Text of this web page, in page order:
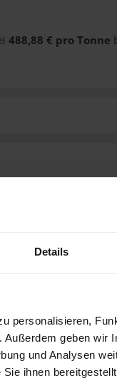
Details
personalisieren,
geben wir
und Analysen
ihnen
488,88 € pro Tonne